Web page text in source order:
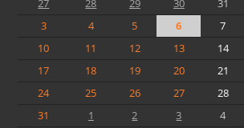
27
28 29 30 31
3
4 5 6 7
10
11 12 13 14
17
18 19 20 21
24
25 26 27 28
31
1 2 3 4